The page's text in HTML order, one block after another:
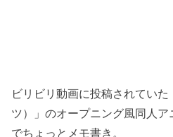
ビリビリ動画に投稿されてい
ツ）」のオープニング風同人
でちょっとメモ書き。